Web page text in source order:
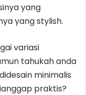
yang
yang stylish.
variasi
tahukah anda
minimalis
praktis?